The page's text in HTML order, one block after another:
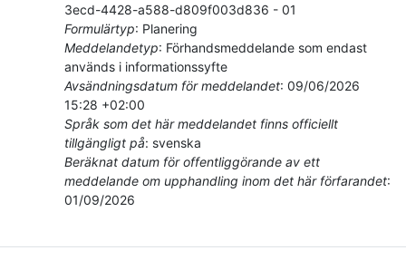
3ecd-4428-a588-d809f003d836 - 01
Formulärtyp: Planering
Meddelandetyp: Förhandsmeddelande som endast
används i informationssyfte
Avsändningsdatum för meddelandet: 09/06/2026
15:28 +02:00
Språk som det här meddelandet finns officiellt
tillgängligt på: svenska
Beräknat datum för offentliggörande av ett
meddelande om upphandling inom det här förfarandet:
01/09/2026